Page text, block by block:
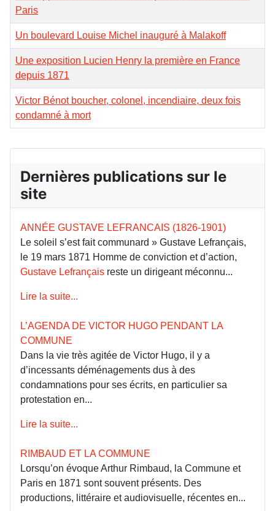
Paris
Un boulevard Louise Michel inauguré à Malakoff
Une exposition Lucien Henry la première en France
depuis 1871
Victor Bénot boucher, colonel, incendiaire, deux fois
condamné à mort
Dernières publications sur le
site
ANNÉE GUSTAVE LEFRANCAIS (1826-1901)
Le soleil s’est fait communard » Gustave Lefrançais,
le 19 mars 1871 Homme de conviction et d’action,
Gustave Lefrançais reste un dirigeant méconnu...
Lire la suite...
L’AGENDA DE VICTOR HUGO PENDANT LA
COMMUNE
Dans la vie très agitée de Victor Hugo, il y a
d’incessants déménagements dus à des
condamnations pour ses écrits, en particulier sa
protestation en...
Lire la suite...
RIMBAUD ET LA COMMUNE
Lorsqu’on évoque Arthur Rimbaud, la Commune et
Paris en 1871 sont souvent présents. Des
productions, littéraire et audiovisuelle, récentes en...